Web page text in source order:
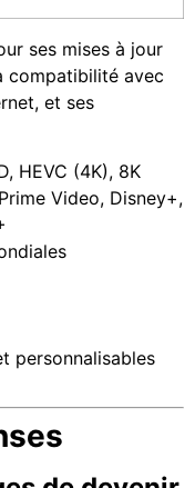
ses mises à jour
compatibilité avec
et ses
HEVC (4K), 8K
Video, Disney+,
personnalisables